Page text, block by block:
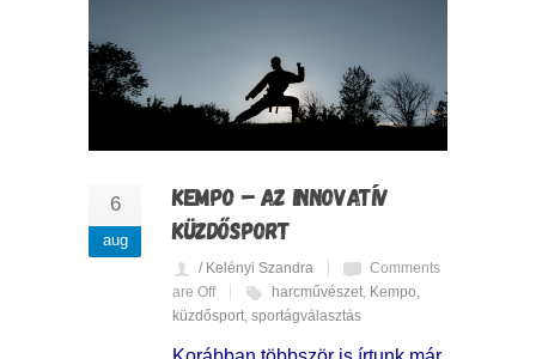
6
aug
KEMPO – AZ INNOVATÍV
KÜZDŐSPORT
/ Kelényi Szandra
Comments
are Off
harcművészet Kempo
küzdősport sportágválasztás